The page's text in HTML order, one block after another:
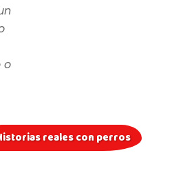
o
reales con perros